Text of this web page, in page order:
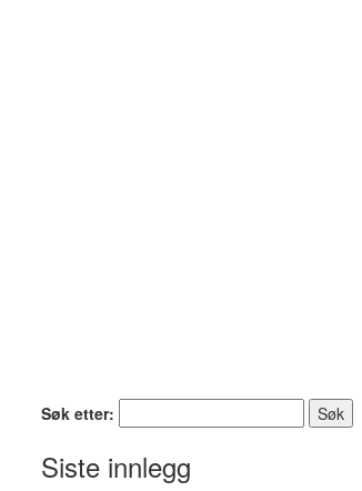
Søk etter:
Siste innlegg